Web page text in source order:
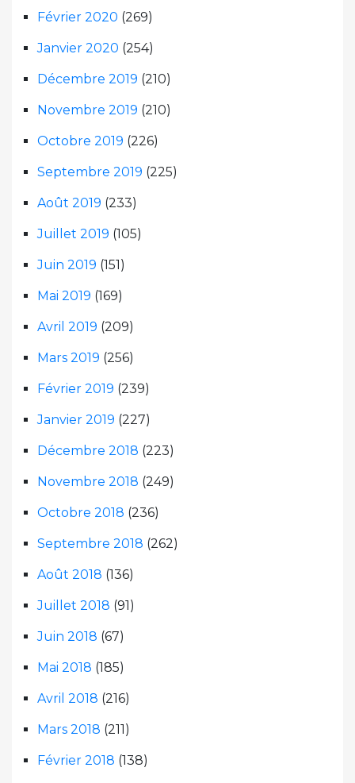
Février 2020 (269)
Janvier 2020 (254)
Décembre 2019 (210)
Novembre 2019 (210)
Octobre 2019 (226)
Septembre 2019 (225)
Août 2019 (233)
Juillet 2019 (105)
Juin 2019 (151)
Mai 2019 (169)
Avril 2019 (209)
Mars 2019 (256)
Février 2019 (239)
Janvier 2019 (227)
Décembre 2018 (223)
Novembre 2018 (249)
Octobre 2018 (236)
Septembre 2018 (262)
Août 2018 (136)
Juillet 2018 (91)
Juin 2018 (67)
Mai 2018 (185)
Avril 2018 (216)
Mars 2018 (211)
Février 2018 (138)